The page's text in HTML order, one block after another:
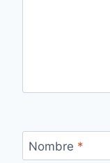
Nombre *